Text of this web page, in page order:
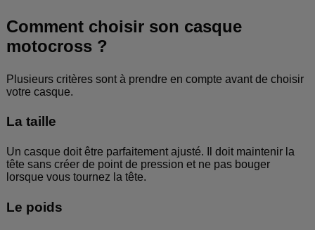
Comment choisir son casque
motocross ?
Plusieurs critères sont à prendre en compte avant de choisir
votre casque.
La taille
Un casque doit être parfaitement ajusté. Il doit maintenir la
tête sans créer de point de pression et ne pas bouger
lorsque vous tournez la tête.
Le poids